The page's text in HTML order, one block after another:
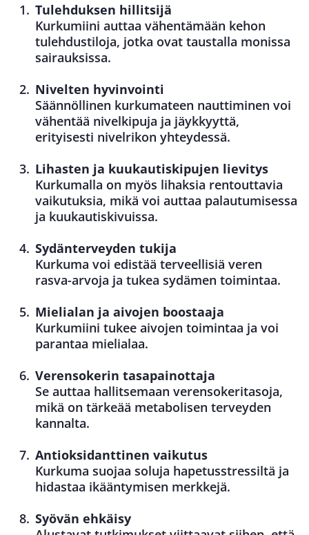
Tulehduksen hillitsijä
Kurkumiini auttaa vähentämään kehon
tulehdustiloja, jotka ovat taustalla monissa
sairauksissa.
Nivelten hyvinvointi
Säännöllinen kurkumateen nauttiminen voi
vähentää nivelkipuja ja jäykkyyttä,
erityisesti nivelrikon yhteydessä.
Lihasten ja kuukautiskipujen lievitys
Kurkumalla on myös lihaksia rentouttavia
vaikutuksia, mikä voi auttaa palautumisessa
ja kuukautiskivuissa.
Sydänterveyden tukija
Kurkuma voi edistää terveellisiä veren
rasva-arvoja ja tukea sydämen toimintaa.
Mielialan ja aivojen boostaaja
Kurkumiini tukee aivojen toimintaa ja voi
parantaa mielialaa.
Verensokerin tasapainottaja
Se auttaa hallitsemaan verensokeritasoja,
mikä on tärkeää metabolisen terveyden
kannalta.
Antioksidanttinen vaikutus
Kurkuma suojaa soluja hapetusstressiltä ja
hidastaa ikääntymisen merkkejä.
Syövän ehkäisy